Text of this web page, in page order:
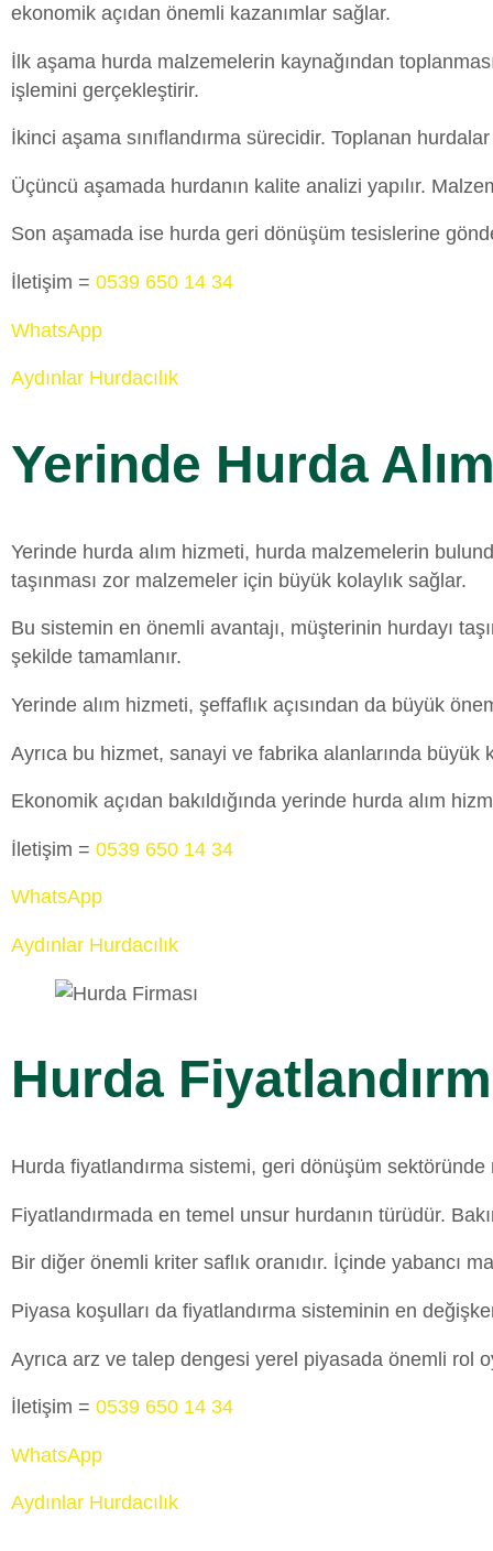
ekonomik açıdan önemli kazanımlar sağlar.
İlk aşama hurda malzemelerin kaynağından
işlemini gerçekleştirir.
İkinci aşama sınıflandırma sürecidir. Toplanan
Üçüncü aşamada hurdanın kalite analizi yapılır.
Son aşamada ise hurda geri dönüşüm tesislerine
İletişim = 0539 650 14 34
WhatsApp
Aydınlar Hurdacılık
Yerinde Hurda
Yerinde hurda alım hizmeti, hurda malzemelerin
taşınması zor malzemeler için büyük kolaylık sağlar.
Bu sistemin en önemli avantajı, müşterinin hurdayı
şekilde tamamlanır.
Yerinde alım hizmeti, şeffaflık açısından da büyük
Ayrıca bu hizmet, sanayi ve fabrika alanlarında büyük
Ekonomik açıdan bakıldığında yerinde hurda alım
İletişim = 0539 650 14 34
WhatsApp
Aydınlar Hurdacılık
Hurda
Hurda fiyatlandırma sistemi, geri dönüşüm
Fiyatlandırmada en temel unsur hurdanın türüdür.
Bir diğer önemli kriter saflık oranıdır. İçinde yabancı
Piyasa koşulları da fiyatlandırma sisteminin en
Ayrıca arz ve talep dengesi yerel piyasada önemli rol
İletişim = 0539 650 14 34
WhatsApp
Aydınlar Hurdacılık